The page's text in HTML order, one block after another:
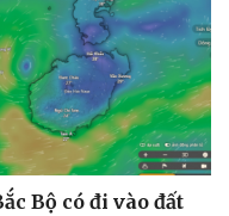
Bộ có đi vào đất